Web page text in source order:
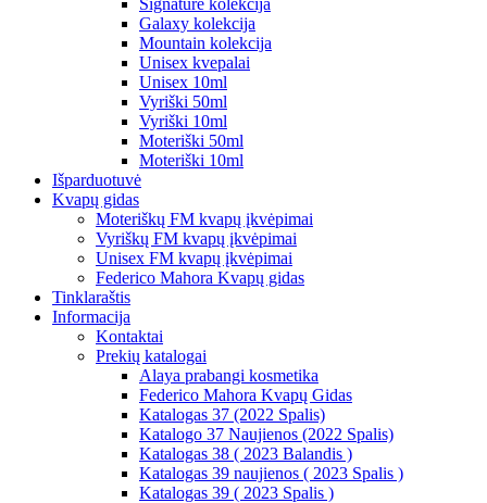
Galaxy kolekcija
Mountain kolekcija
Unisex kvepalai
Unisex 10ml
Vyriški 50ml
Vyriški 10ml
Moteriški 50ml
Moteriški 10ml
Išparduotuvė
Kvapų gidas
Moteriškų FM kvapų įkvėpimai
Vyriškų FM kvapų įkvėpimai
Unisex FM kvapų įkvėpimai
Federico Mahora Kvapų gidas
Tinklaraštis
Informacija
Kontaktai
Prekių katalogai
Alaya prabangi kosmetika
Federico Mahora Kvapų Gidas
Katalogas 37 (2022 Spalis)
Katalogo 37 Naujienos (2022 Spalis)
Katalogas 38 ( 2023 Balandis )
Katalogas 39 naujienos ( 2023 Spalis )
Katalogas 39 ( 2023 Spalis )